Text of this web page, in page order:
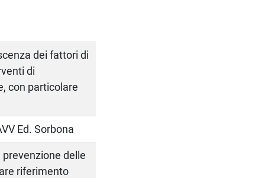
dei fattori di
di
con particolare
Ed. Sorbona
delle
riferimento